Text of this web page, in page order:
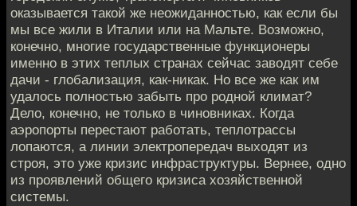
оказывается такой же неожиданностью, как если бы
мы все жили в Италии или на Мальте. Возможно,
конечно, многие государственные функционеры
именно в этих теплых странах сейчас заводят себе
дачи - глобализация, как-никак. Но все же как им
удалось полностью забыть про родной климат?
Дело, конечно, не только в чиновниках. Когда
аэропорты перестают работать, теплотрассы
лопаются, а линии электропередач выходят из
строя, это уже кризис инфраструктуры. Вернее, одно
из проявлений общего кризиса хозяйственной
системы.